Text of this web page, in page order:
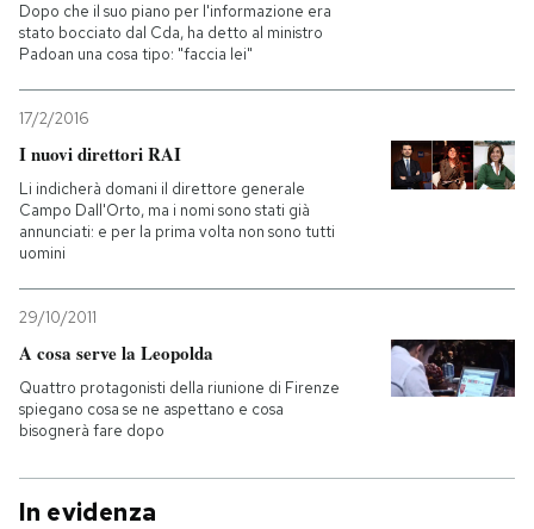
Dopo che il suo piano per l'informazione era
stato bocciato dal Cda, ha detto al ministro
Padoan una cosa tipo: "faccia lei"
17/2/2016
I nuovi direttori RAI
Li indicherà domani il direttore generale
Campo Dall'Orto, ma i nomi sono stati già
annunciati: e per la prima volta non sono tutti
uomini
29/10/2011
A cosa serve la Leopolda
Quattro protagonisti della riunione di Firenze
spiegano cosa se ne aspettano e cosa
bisognerà fare dopo
In evidenza